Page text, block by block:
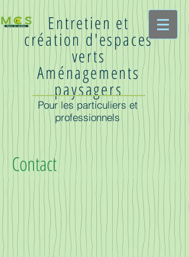
Entretien et
création d'espaces
verts
Aménagements
paysagers
Pour les particuliers et
professionnels
Contact